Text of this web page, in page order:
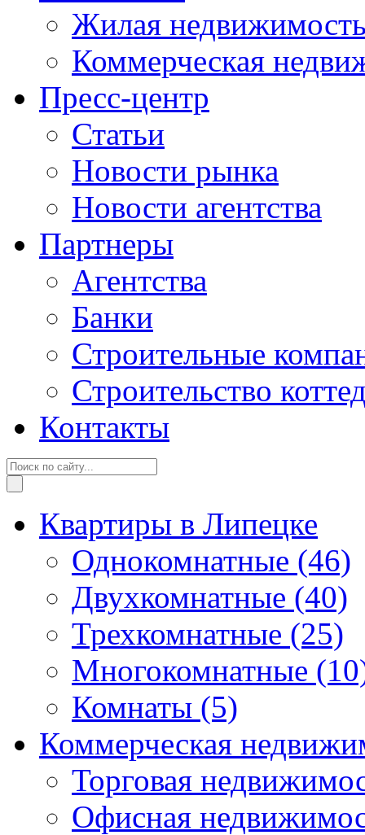
Жилая
Коммерческая
Пресс-центр
Статьи
Новости рынка
Новости агентства
Партнеры
Агентства
Банки
Строительные
Строительство
Контакты
Квартиры в Липецке
Однокомнатные (46)
Двухкомнатные (40)
Трехкомнатные (25)
Многокомнатные
Комнаты (5)
Коммерческая
Торговая
Офисная